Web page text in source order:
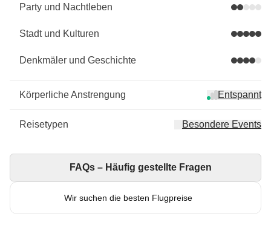
Party und Nachtleben
Stadt und Kulturen
Denkmäler und Geschichte
Körperliche Anstrengung Entspannt
Reisetypen Besondere Events
Wir suchen die besten Flugpreise
FAQs – Häufig gestellte Fragen